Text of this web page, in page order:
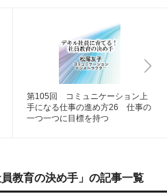
第105回 コミュニケーション上
手になる仕事の進め方26 仕事の
一つ一つに目標を持つ
教育の決め手」の記事一覧